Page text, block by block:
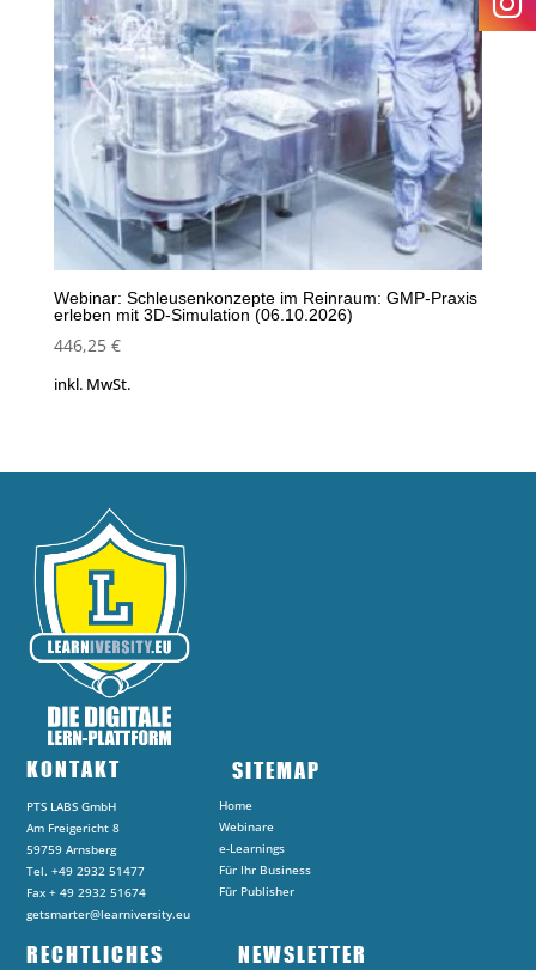
Webinar: Schleusenkonzepte im Reinraum: GMP-Praxis
erleben mit 3D-Simulation (06.10.2026)
446,25 €
inkl. MwSt.
KONTAKT
PTS LABS GmbH
Am Freigericht 8
59759 Arnsberg
Tel. +49 2932 51477
Fax + 49 2932 51674
getsmarter@learniversity.eu
SITEMAP
Home
Webinare
e-Learnings
Für Ihr Business
Für Publisher
RECHTLICHES NEWSLETTER